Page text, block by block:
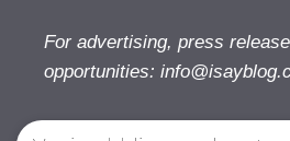
For advertising, press
opportunities: